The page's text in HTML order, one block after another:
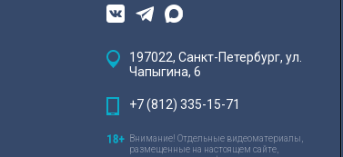
197022, Санкт-Петербург, ул.
Чапыгина, 6
+7 (812) 335-15-71
Внимание! Отдельные видеоматериалы,
размещенные на настоящем сайте,